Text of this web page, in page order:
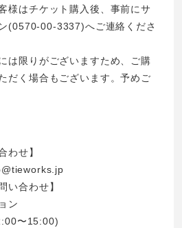
様はチケット購入後、事前にサ
(0570-00-3337)へご連絡くださ
は限りがございますため、ご購
だく場合もございます。予めご
わせ】
い合わせ】
ン
〜15:00)